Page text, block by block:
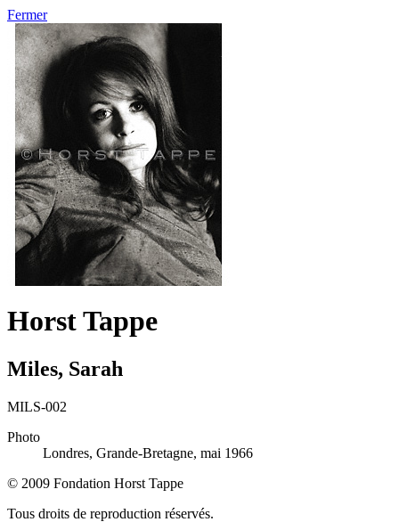
Fermer
Horst Tappe
Miles, Sarah
MILS-002
Photo
Londres, Grande-Bretagne, mai 1966
© 2009 Fondation Horst Tappe
Tous droits de reproduction réservés.